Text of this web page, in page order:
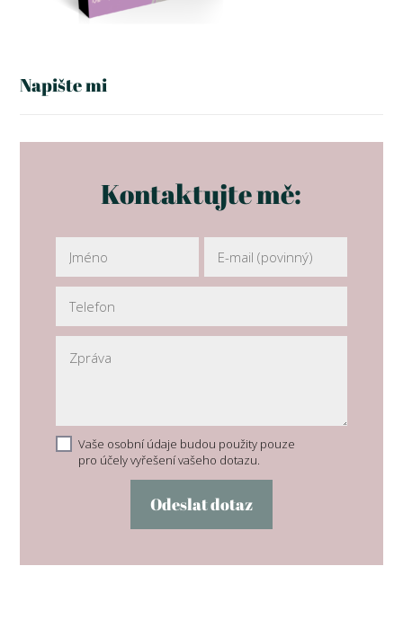
Napište mi
Kontaktujte mě:
Vaše osobní údaje budou použity pouze
pro účely vyřešení vašeho dotazu.
Odeslat dotaz